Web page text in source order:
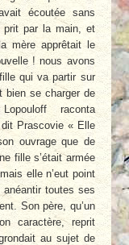
écoutée sans
prit par la main, et
mère apprêtait le
! nous avons
qui va partir sur
bien se charger de
raconta
Prascovie « Elle
ouvrage que de
fille s’était armée
elle n’eut point
toutes ses
Son père, qu’un
caractère, reprit
au sujet de